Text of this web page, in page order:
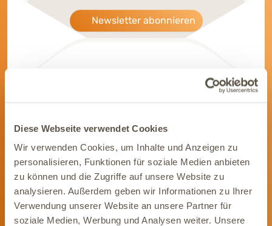
Diese Webseite verwendet Cookies
Wir verwenden Cookies, um Inhalte und Anzeigen zu
personalisieren, Funktionen für soziale Medien anbieten
zu können und die Zugriffe auf unsere Website zu
analysieren. Außerdem geben wir Informationen zu Ihrer
Verwendung unserer Website an unsere Partner für
soziale Medien, Werbung und Analysen weiter. Unsere
Newsletter abonnieren
Social Media. Unsere Kanäle bieten Dir aktuelle News und
exklusive Einblicke.